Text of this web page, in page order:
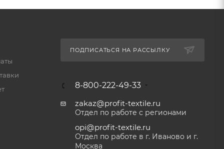
ПОДПИСАТЬСЯ НА РАССЫЛКУ
8-800-222-49-33
zakaz@profit-textile.ru
Отдел по работе с регионами
opi@profit-textile.ru
Отдел по работе в г. Иваново и г.
Москва